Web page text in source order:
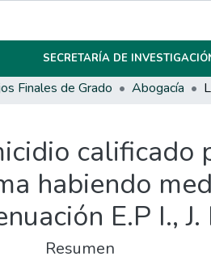
SECRETARÍA DE
Finales de Grado Abogacía
habiendo
E.P I., J.
Resumen